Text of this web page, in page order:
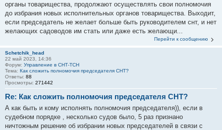
органы товарищества, продолжают осуществлять свои полномочия
до избрания новых исполнительных органов товарищества. Выходит,
если председатель не желает больше быть руководителем снт, и нет
желающих садоводов им стать или даже есть желающи...
Перейти к сообщению
Schetchik_head
22 май 2023, 14:36
Форум: Управление в СНТ-ТСН
Тема: Как сложить полномочия председателя СНТ?
Ответы: 88
Просмотры: 271442
Re: Как сложить полномочия председателя СНТ?
А как быть и кому исполнять полномочия председателя)), если в
судебном порядке , несколько судов было, 5 раз признано
ничтожным решение об избрании новых председателей в связи с